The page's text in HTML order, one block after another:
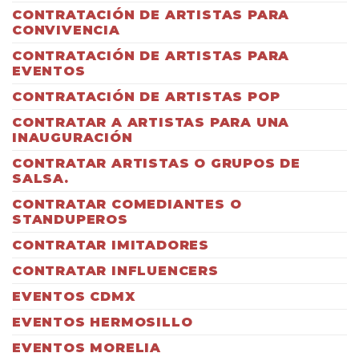
CONTRATACIÓN DE ARTISTAS PARA
CONVIVENCIA
CONTRATACIÓN DE ARTISTAS PARA
EVENTOS
CONTRATACIÓN DE ARTISTAS POP
CONTRATAR A ARTISTAS PARA UNA
INAUGURACIÓN
CONTRATAR ARTISTAS O GRUPOS DE
SALSA.
CONTRATAR COMEDIANTES O
STANDUPEROS
CONTRATAR IMITADORES
CONTRATAR INFLUENCERS
EVENTOS CDMX
EVENTOS HERMOSILLO
EVENTOS MORELIA